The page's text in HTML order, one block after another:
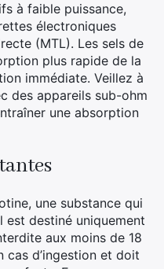
à faible puissance,
électroniques
(MTL). Les sels de
plus rapide de la
immédiate. Veillez à
des appareils sub-ohm
une absorption
une substance qui
est destiné uniquement
aux moins de 18
cas d’ingestion et doit